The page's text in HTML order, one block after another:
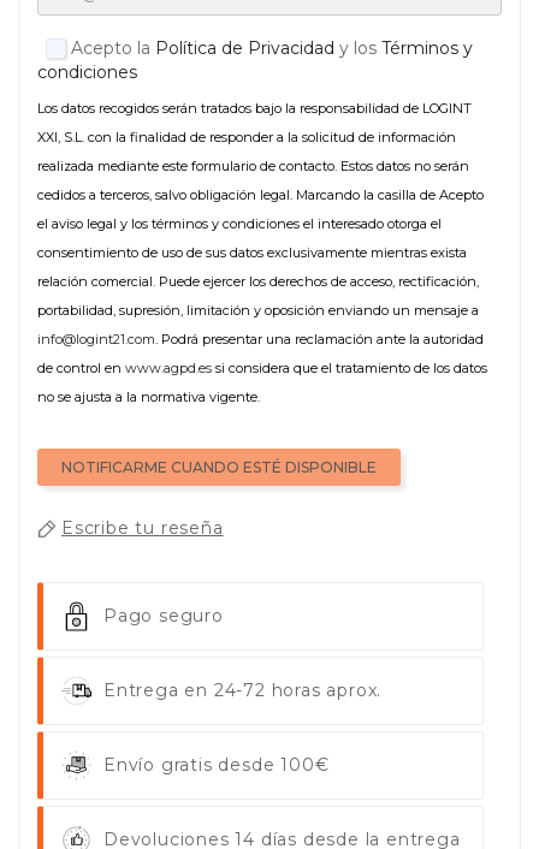
Acepto la Política de Privacidad y los Términos y
condiciones
Los datos recogidos serán tratados bajo la responsabilidad de LOGINT
XXI, S.L. con la finalidad de responder a la solicitud de información
realizada mediante este formulario de contacto. Estos datos no serán
cedidos a terceros, salvo obligación legal. Marcando la casilla de Acepto
el aviso legal y los términos y condiciones el interesado otorga el
consentimiento de uso de sus datos exclusivamente mientras exista
relación comercial. Puede ejercer los derechos de acceso, rectificación,
portabilidad, supresión, limitación y oposición enviando un mensaje a
info@logint21.com. Podrá presentar una reclamación ante la autoridad
de control en www.agpd.es si considera que el tratamiento de los datos
no se ajusta a la normativa vigente.
NOTIFICARME CUANDO ESTÉ DISPONIBLE
Escribe tu reseña
Pago seguro
Entrega en 24-72 horas aprox.
Envío gratis desde 100€
Devoluciones 14 días desde la entrega